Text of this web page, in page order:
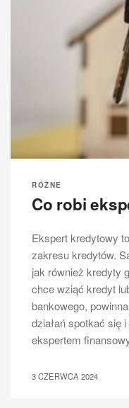
RÓŻNE
Co robi
Ekspert kredytowy
zakresu kredytów.
jak również kredyty
chce wziąć kredyt
bankowego,
działań spotkać się
ekspertem
3 CZERWCA 2024